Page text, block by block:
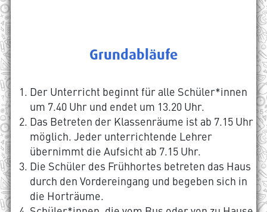
Grundabläufe
Der Unterricht beginnt für alle Schüler*innen
um 7.40 Uhr und endet um 13.20 Uhr.
Das Betreten der Klassenräume ist ab 7.15 Uhr
möglich. Jeder unterrichtende Lehrer
übernimmt die Aufsicht ab 7.15 Uhr.
Die Schüler des Frühhortes betreten das Haus
durch den Vordereingang und begeben sich in
die Horträume.